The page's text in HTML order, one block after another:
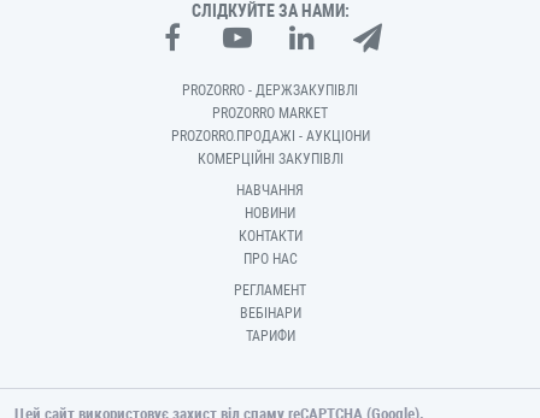
СЛІДКУЙТЕ ЗА НАМИ:
PROZORRO - ДЕРЖЗАКУПІВЛІ
PROZORRO MARKET
PROZORRO.ПРОДАЖІ - АУКЦІОНИ
КОМЕРЦІЙНІ ЗАКУПІВЛІ
НАВЧАННЯ
НОВИНИ
КОНТАКТИ
ПРО НАС
РЕГЛАМЕНТ
ВЕБІНАРИ
ТАРИФИ
Цей сайт використовує захист від спаму reCAPTCHA (Google).